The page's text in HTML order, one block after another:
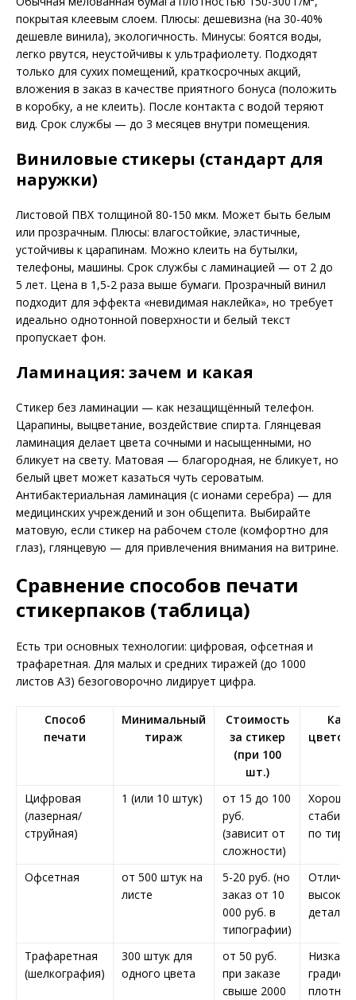
покрытая клеевым слоем. Плюсы: дешевизна (на 30-40%
дешевле винила), экологичность. Минусы: боятся воды,
легко рвутся, неустойчивы к ультрафиолету. Подходят
только для сухих помещений, краткосрочных акций,
вложения в заказ в качестве приятного бонуса (положить
в коробку, а не клеить). После контакта с водой теряют
вид. Срок службы — до 3 месяцев внутри помещения.
Виниловые стикеры (стандарт для
наружки)
Листовой ПВХ толщиной 80-150 мкм. Может быть белым
или прозрачным. Плюсы: влагостойкие, эластичные,
устойчивы к царапинам. Можно клеить на бутылки,
телефоны, машины. Срок службы с ламинацией — от 2 до
5 лет. Цена в 1,5-2 раза выше бумаги. Прозрачный винил
подходит для эффекта «невидимая наклейка», но требует
идеально однотонной поверхности и белый текст
пропускает фон.
Ламинация: зачем и какая
Стикер без ламинации — как незащищённый телефон.
Царапины, выцветание, воздействие спирта. Глянцевая
ламинация делает цвета сочными и насыщенными, но
бликует на свету. Матовая — благородная, не бликует, но
белый цвет может казаться чуть сероватым.
Антибактериальная ламинация (с ионами серебра) — для
медицинских учреждений и зон общепита. Выбирайте
матовую, если стикер на рабочем столе (комфортно для
глаз), глянцевую — для привлечения внимания на витрине.
Сравнение способов печати
стикерпаков (таблица)
Есть три основных технологии: цифровая, офсетная и
трафаретная. Для малых и средних тиражей (до 1000
листов А3) безоговорочно лидирует цифра.
Способ
печати
Минимальный
тираж
Стоимость
за стикер
(при 100
шт.)
Цифровая
(лазерная/
струйная)
1 (или 10 штук)
от 15 до 100
руб.
(зависит от
сложности)
по
Офсетная
от 500 штук на
листе
5-20 руб. (но
заказ от 10
000 руб. в
типографии)
высокая
Трафаретная
(шелкография)
300 штук для
одного цвета
от 50 руб.
при заказе
свыше 2000
Низкая